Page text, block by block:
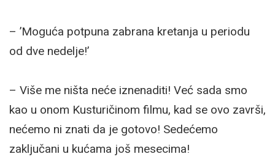
– ’Moguća potpuna zabrana kretanja u periodu
od dve nedelje!’
– Više me ništa neće iznenaditi! Već sada smo
kao u onom Kusturičinom filmu, kad se ovo završi,
nećemo ni znati da je gotovo! Sedećemo
zaključani u kućama još mesecima!